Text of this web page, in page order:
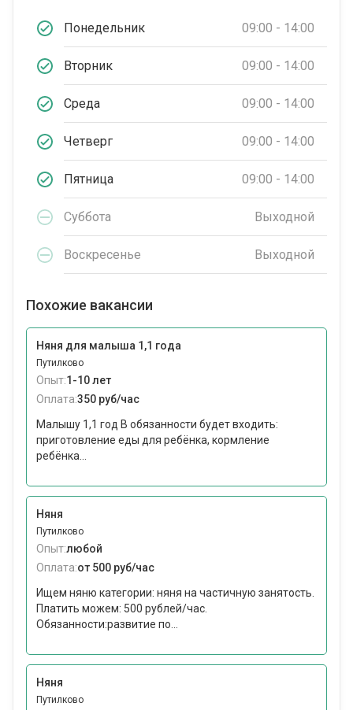
Понедельник 09:00 - 14:00
Вторник 09:00 - 14:00
Среда 09:00 - 14:00
Четверг 09:00 - 14:00
Пятница 09:00 - 14:00
Суббота Выходной
Воскресенье Выходной
Похожие вакансии
Няня для малыша 1,1 года
Путилково
Опыт:1-10 лет
Оплата:350 руб/час
Малышу 1,1 год В обязанности будет входить:
приготовление еды для ребёнка, кормление
ребёнка...
Няня
Путилково
Опыт:любой
Оплата:от 500 руб/час
Ищем няню категории: няня на частичную занятость.
Платить можем: 500 рублей/час.
Обязанности:развитие по...
Няня
Путилково